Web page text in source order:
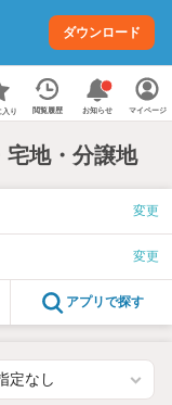
ダウンロード
入り 閲覧履歴 お知らせ マイページ
宅地・分譲地
変更
変更
アプリで探す